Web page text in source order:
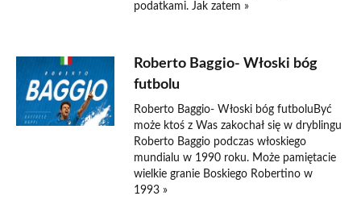
podatkami. Jak zatem »
Roberto Baggio- Włoski bóg
futbolu
Roberto Baggio- Włoski bóg futboluByć
może ktoś z Was zakochał się w dryblingu
Roberto Baggio podczas włoskiego
mundialu w 1990 roku. Może pamiętacie
wielkie granie Boskiego Robertino w
1993 »